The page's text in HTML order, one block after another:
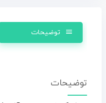
توضیحات
توضیحات